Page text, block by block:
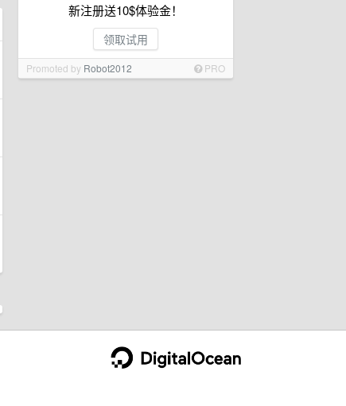
新注册送10$体验金！
领取试用
Promoted by Robot2012 PRO